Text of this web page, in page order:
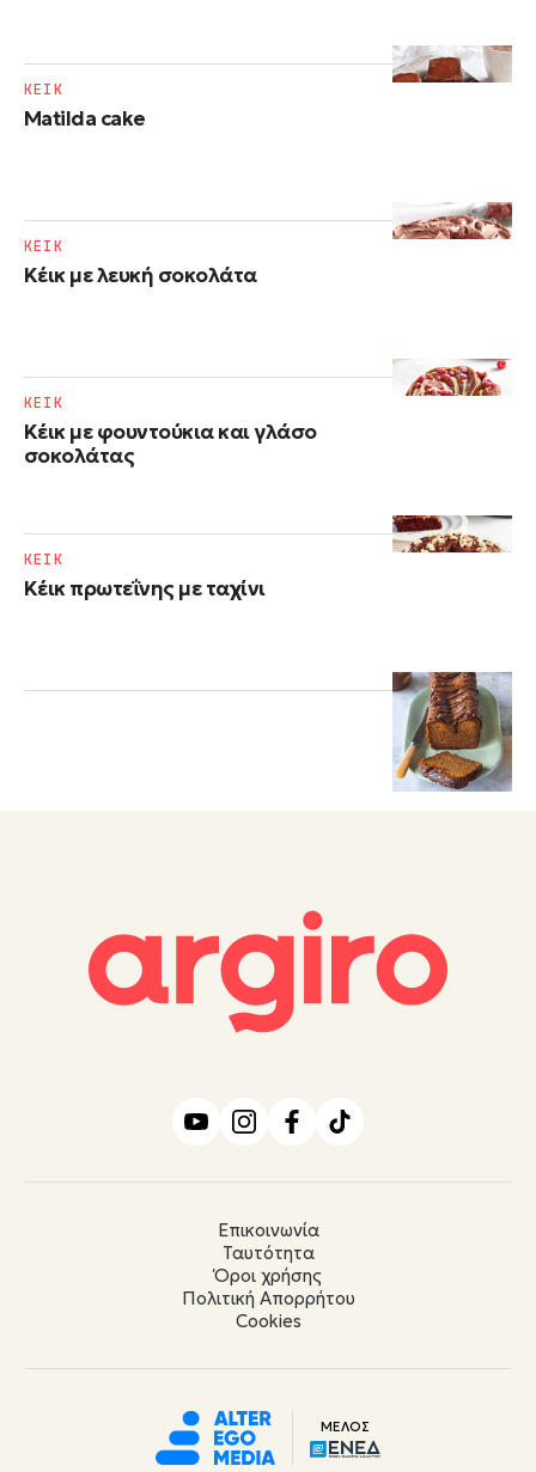
Matilda cake
ΚΕΙΚ
Κέικ με λευκή σοκολάτα
ΚΕΙΚ
Κέικ με φουντούκια και γλάσο
σοκολάτας
ΚΕΙΚ
Κέικ πρωτεΐνης με ταχίνι
ΚΕΙΚ
Επικοινωνία
Ταυτότητα
Όροι χρήσης
Πολιτική Απορρήτου
Cookies
ΜΕΛΟΣ